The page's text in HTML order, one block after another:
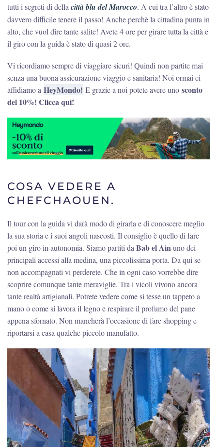
tutti i segreti di della città blu del Marocco. A cui tra l’altro è stato
davvero difficile tenere il passo! Anche perchè la cittadina punta in
alto, che vuol dire tante salite! Avete 4 ore per girare tutta la città e
il giro con la guida è stato di quasi 2 ore.
Vi ricordiamo sempre di viaggiare sicuri! Quindi non partite mai
senza una buona assicurazione viaggio e sanitaria! Noi ormai ci
affidiamo a HeyMondo! E grazie a noi potete avere uno sconto
del 10%! Clicca qui!
COSA VEDERE A
CHEFCHAOUEN.
Il tour con la guida vi darà modo di girarla e di conoscere meglio
la sua storia e i suoi angoli nascosti. Il consiglio è quello di fare
poi un giro in autonomia. Siamo partiti da Bab el Ainuno dei
principali accessi alla medina, una piccolissima porta. Da qui se
non accompagnati vi perderete. Che in ogni caso vorrebbe dire
scoprire comunque tante meraviglie. Tra i vicoli vivono ancora
tante realtà artigianali. Potrete vedere come si tesse un tappeto a
mano o come si lavora il legno e respirare il profumo del pane
appena sfornato. Non mancherà l’occasione di fare shopping e
riportarsi a casa qualche piccolo manufatto.